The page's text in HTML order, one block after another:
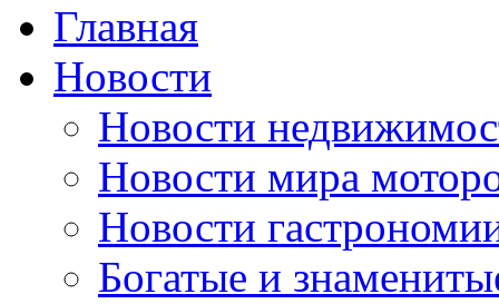
Главная
Новости
Новости
Новости мира
Новости
Богатые и